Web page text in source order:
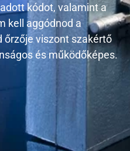
kódot, valamint a
kell aggódnod a
őrzője viszont szakértő
és működőképes.